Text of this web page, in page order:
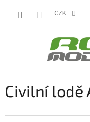
CZK
Civilní lodě